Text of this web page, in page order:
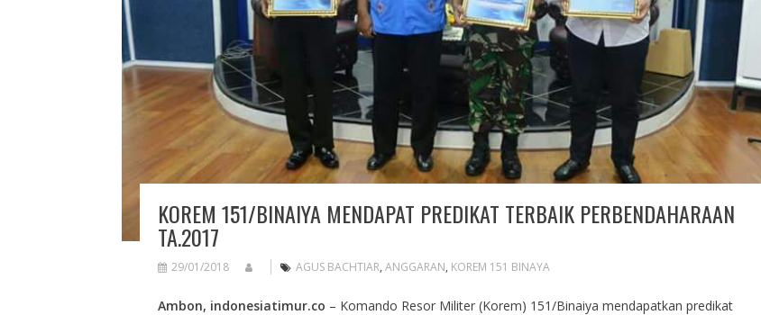
KOREM 151/BINAIYA MENDAPAT PREDIKAT TERBAIK PERBENDAHARAAN
TA.2017
29/01/2018 AGUS BACHTIAR, ANGGARAN, KOREM 151 BINAYA
Ambon, indonesiatimur.co – Komando Resor Militer (Korem) 151/Binaiya mendapatkan predikat